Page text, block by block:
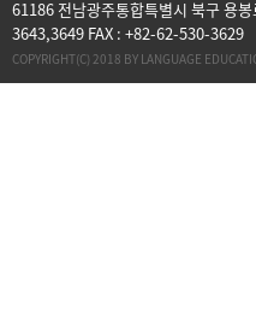
61186 전남광주통합특별시 북구 용
3643,3649 FAX : +82-62-530-3629
COPYRIGHT(C) 2018 BY LANGUAGE